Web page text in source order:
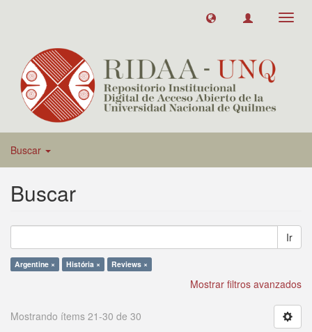
Buscar
Buscar
Ir
Argentine × História × Reviews ×
Mostrar filtros avanzados
Mostrando ítems 21-30 de 30